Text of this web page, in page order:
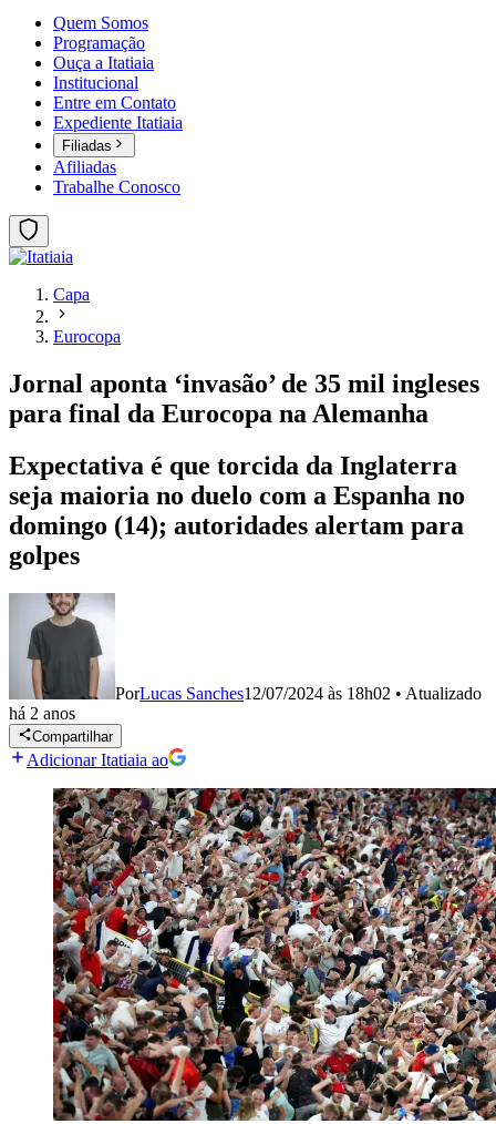
Quem Somos
Programação
Ouça a Itatiaia
Institucional
Entre em Contato
Expediente Itatiaia
Filiadas
Afiliadas
Trabalhe Conosco
Capa
Eurocopa
Jornal aponta ‘invasão’ de 35 mil ingleses
para final da Eurocopa na Alemanha
Expectativa é que torcida da Inglaterra
seja maioria no duelo com a Espanha no
domingo (14); autoridades alertam para
golpes
PorLucas Sanches12/07/2024 às 18h02 • Atualizado
há 2 anos
Compartilhar
Adicionar Itatiaia ao